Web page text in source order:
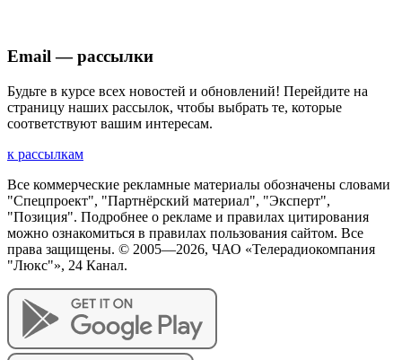
Email — рассылки
Будьте в курсе всех новостей и обновлений! Перейдите на
страницу наших рассылок, чтобы выбрать те, которые
соответствуют вашим интересам.
к рассылкам
Все коммерческие рекламные материалы обозначены словами
"Спецпроект", "Партнёрский материал", "Эксперт",
"Позиция". Подробнее о рекламе и правилах цитирования
можно ознакомиться в правилах пользования сайтом. Все
права защищены. © 2005—2026, ЧАО «Телерадиокомпания
"Люкс"», 24 Канал.